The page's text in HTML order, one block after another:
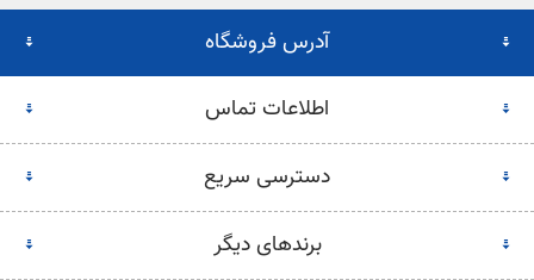
آدرس فروشگاه
اطلاعات تماس
دسترسی سریع
برندهای دیگر